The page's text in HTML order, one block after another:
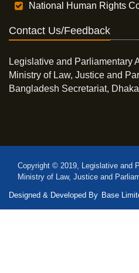
National Human Rights
Contact Us/Feedback
Legislative and Parliamentary
Ministry of Law, Justice and
Bangladesh Secretariat,
Copyright © 2019, Legislative and
Ministry of Law, Justice and
Designed & Developed By Base